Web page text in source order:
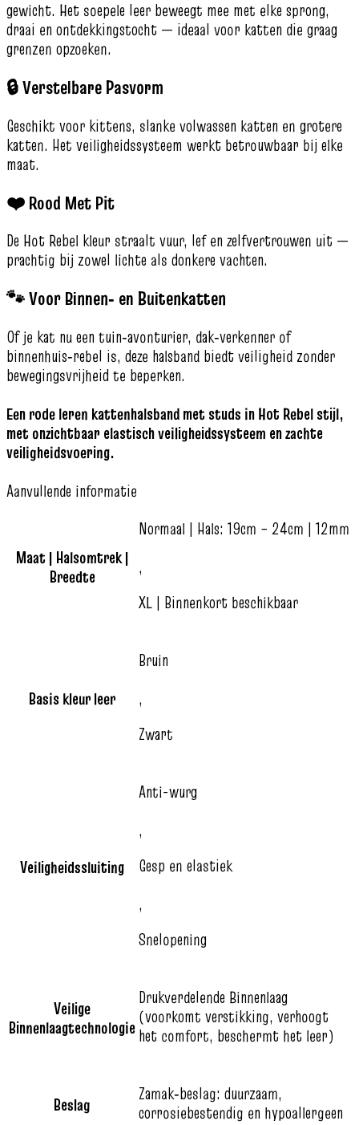
gewicht. Het soepele leer beweegt mee met elke sprong,
draai en ontdekkingstocht — ideaal voor katten die graag
grenzen opzoeken.
🔒 Verstelbare Pasvorm
Geschikt voor kittens, slanke volwassen katten en grotere
katten. Het veiligheidssysteem werkt betrouwbaar bij elke
maat.
❤️ Rood Met Pit
De Hot Rebel kleur straalt vuur, lef en zelfvertrouwen uit —
prachtig bij zowel lichte als donkere vachten.
🐾 Voor Binnen‑ en Buitenkatten
Of je kat nu een tuin‑avonturier, dak‑verkenner of
binnenhuis‑rebel is, deze halsband biedt veiligheid zonder
bewegingsvrijheid te beperken.
Een rode leren kattenhalsband met studs in Hot Rebel stijl,
met onzichtbaar elastisch veiligheidssysteem en zachte
veiligheidsvoering.
Aanvullende informatie
Maat | Halsomtrek |
Breedte
Normaal | Hals: 19cm – 24cm | 12mm
,
XL | Binnenkort beschikbaar
Basis kleur leer
Bruin
,
Zwart
Veiligheidssluiting
Anti-wurg
,
Gesp en elastiek
,
Snelopening
Veilige
Binnenlaagtechnologie
Drukverdelende Binnenlaag
(voorkomt verstikking, verhoogt
het comfort, beschermt het leer)
Beslag
Zamak‑beslag: duurzaam,
corrosiebestendig en hypoallergeen